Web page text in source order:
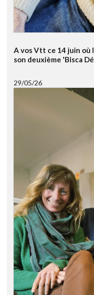
A vos Vtt ce 14 juin
son deuxième 'Bisca
29/05/26